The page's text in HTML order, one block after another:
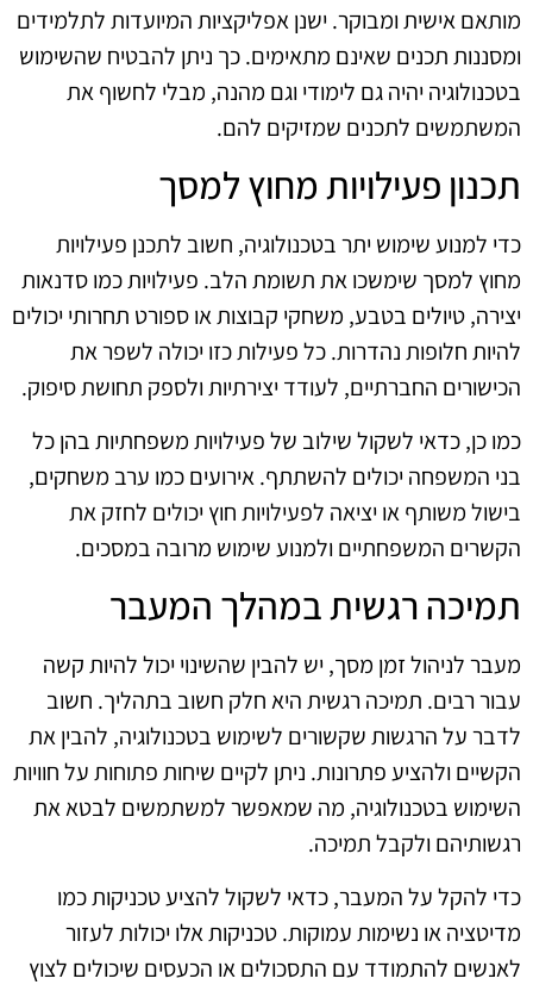
מותאם אישית ומבוקר. ישנן אפליקציות המיועדות לתלמידים
ומסננות תכנים שאינם מתאימים. כך ניתן להבטיח שהשימוש
בטכנולוגיה יהיה גם לימודי וגם מהנה, מבלי לחשוף את
המשתמשים לתכנים שמזיקים להם.
תכנון פעילויות מחוץ למסך
כדי למנוע שימוש יתר בטכנולוגיה, חשוב לתכנן פעילויות
מחוץ למסך שימשכו את תשומת הלב. פעילויות כמו סדנאות
יצירה, טיולים בטבע, משחקי קבוצות או ספורט תחרותי יכולים
להיות חלופות נהדרות. כל פעילות כזו יכולה לשפר את
הכישורים החברתיים, לעודד יצירתיות ולספק תחושת סיפוק.
כמו כן, כדאי לשקול שילוב של פעילויות משפחתיות בהן כל
בני המשפחה יכולים להשתתף. אירועים כמו ערב משחקים,
בישול משותף או יציאה לפעילויות חוץ יכולים לחזק את
הקשרים המשפחתיים ולמנוע שימוש מרובה במסכים.
תמיכה רגשית במהלך המעבר
מעבר לניהול זמן מסך, יש להבין שהשינוי יכול להיות קשה
עבור רבים. תמיכה רגשית היא חלק חשוב בתהליך. חשוב
לדבר על הרגשות שקשורים לשימוש בטכנולוגיה, להבין את
הקשיים ולהציע פתרונות. ניתן לקיים שיחות פתוחות על חוויות
השימוש בטכנולוגיה, מה שמאפשר למשתמשים לבטא את
רגשותיהם ולקבל תמיכה.
כדי להקל על המעבר, כדאי לשקול להציע טכניקות כמו
מדיטציה או נשימות עמוקות. טכניקות אלו יכולות לעזור
לאנשים להתמודד עם התסכולים או הכעסים שיכולים לצוץ